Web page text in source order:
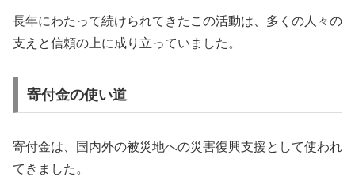
長年にわたって続けられてきたこの活動は、多くの人々の
支えと信頼の上に成り立っていました。
寄付金の使い道
寄付金は、国内外の被災地への災害復興支援として使われ
てきました。